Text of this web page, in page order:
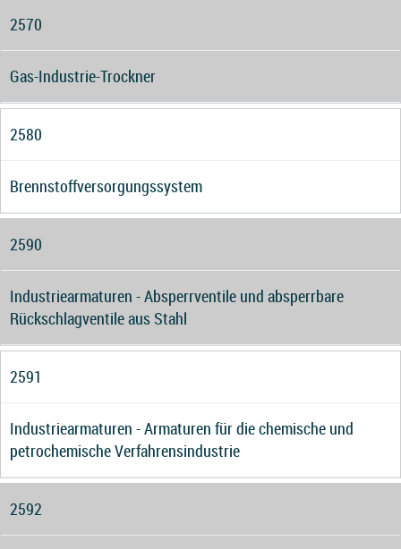
2570
Gas-Industrie-Trockner
2580
Brennstoffversorgungssystem
2590
Industriearmaturen - Absperrventile und absperrbare
Rückschlagventile aus Stahl
2591
Industriearmaturen - Armaturen für die chemische und
petrochemische Verfahrensindustrie
2592